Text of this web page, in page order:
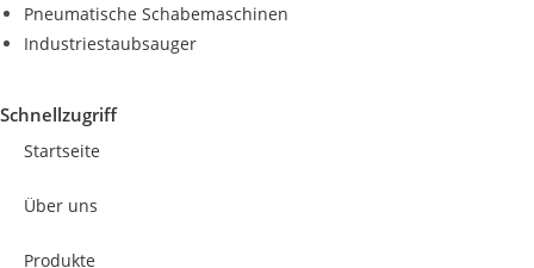
Pneumatische Schabemaschinen
Industriestaubsauger
Schnellzugriff
Startseite
Über uns
Produkte